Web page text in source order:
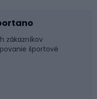
zákazníkov
športové